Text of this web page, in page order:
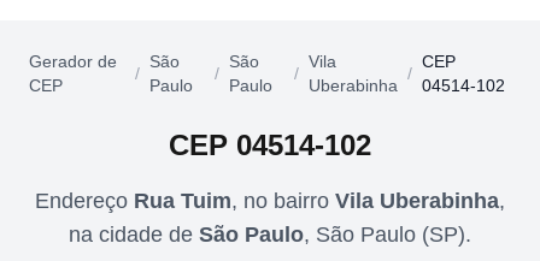
Gerador de
CEP
/
São
Paulo
/
São
Paulo
/
Vila
Uberabinha
/
CEP
04514-102
CEP 04514-102
Endereço Rua Tuim, no bairro Vila Uberabinha,
na cidade de São Paulo, São Paulo (SP).